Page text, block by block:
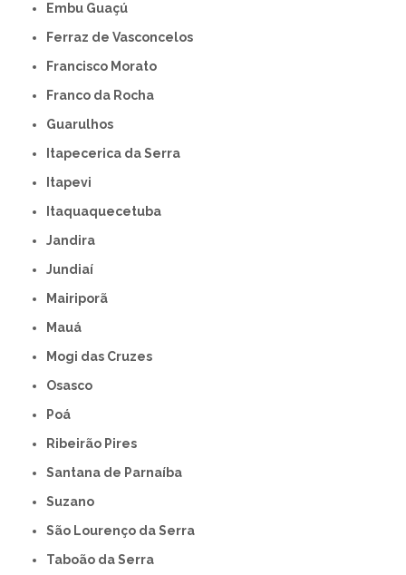
Embu Guaçú
Ferraz de Vasconcelos
Francisco Morato
Franco da Rocha
Guarulhos
Itapecerica da Serra
Itapevi
Itaquaquecetuba
Jandira
Jundiaí
Mairiporã
Mauá
Mogi das Cruzes
Osasco
Poá
Ribeirão Pires
Santana de Parnaíba
Suzano
São Lourenço da Serra
Taboão da Serra